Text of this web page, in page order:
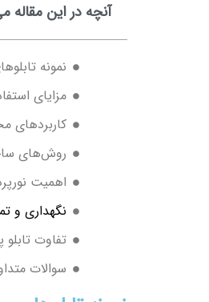
آنچه در این مقاله
نمونه
مزایای
کاربردهای
روش‌های
اهمیت
نگهداری و
تفاوت
سوالات